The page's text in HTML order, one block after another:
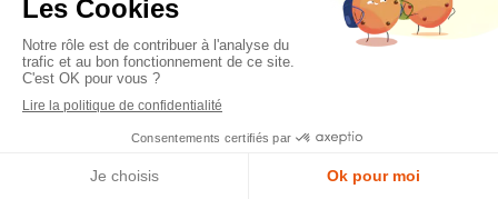
J’observais que je me retrouvais face à des dynamiques
de rebond post covid très hétérogènes selon les
individus. Dans mes recherches j’ai lu avec beaucoup
d’attention la dernière étude de la Fondation Jean Jaures
sur “Les Français, l’effort et la fatigue”. En effet, se
remettre en mouvement après une période de fatigue,